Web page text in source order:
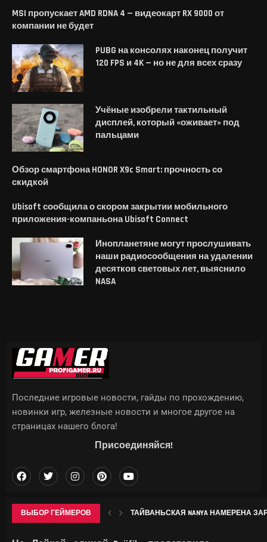
MSI пропускает AMD RDNA 4 — видеокарт RX 9000 от
компании не будет
PUBG на консолях наконец получит
120 FPS и 4K — но не для всех сразу
Учёные изобрели тактильный
дисплей, который «оживает» под
пальцами
Обзор смартфона HONOR X9c Smart: прочность со
скидкой
Ubisoft сообщила о скором закрытии мобильного
приложения-компаньона Ubisoft Connect
Инопланетяне могут прослушивать
наши радиосообщения на удалении
десятков световых лет, выяснило
NASA
ВЫБОР ГЕЙМЕРОВ ТАЙВАНЬСКАЯ NANYA НАМЕРЕНА
Последние игровые новости, гайды по прохождению,
новинки игр, железные новости и многое другое на
страницах нашего блога!
Присоединяйся!